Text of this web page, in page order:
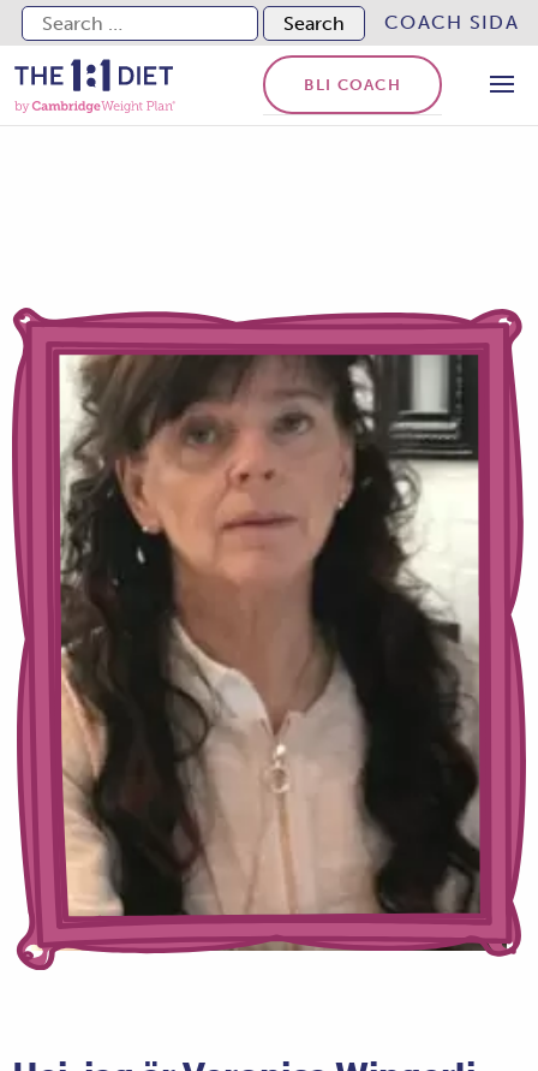
Search for: COACH SIDA
BLI COACH